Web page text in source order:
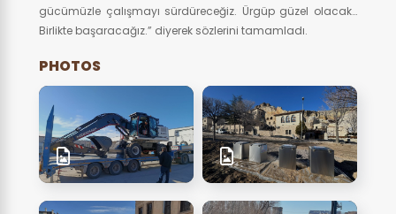
gücümüzle çalışmayı sürdüreceğiz. Ürgüp güzel olacak…
Birlikte başaracağız.” diyerek sözlerini tamamladı.
PHOTOS